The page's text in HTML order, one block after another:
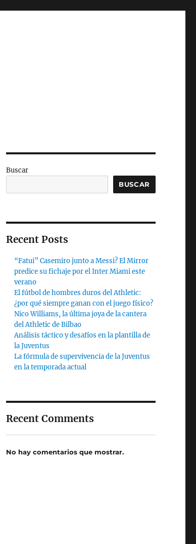
Buscar
BUSCAR
Recent Posts
“Fatui” Casemiro junto a Messi? El Mirror
predice su fichaje por el Inter Miami este
verano
El fútbol de hombres duros del Athletic:
¿por qué siempre ganan con el juego físico?
Nico Williams, la última joya de la cantera
del Athletic de Bilbao
Análisis táctico y desafíos en la plantilla de
la Juventus
La fórmula de supervivencia de la Juventus
en la temporada actual
Recent Comments
No hay comentarios que mostrar.